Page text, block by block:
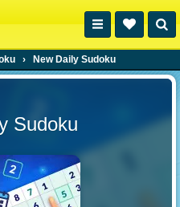
› New Daily Sudoku
Sudoku